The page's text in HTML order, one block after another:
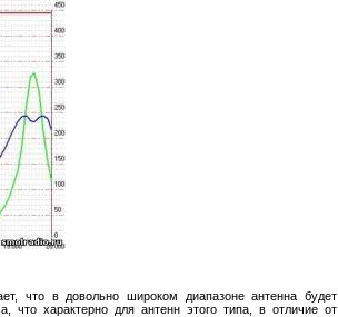
что в довольно широком диапазоне антенна будет
что характерно для антенн этого типа, в отличие от